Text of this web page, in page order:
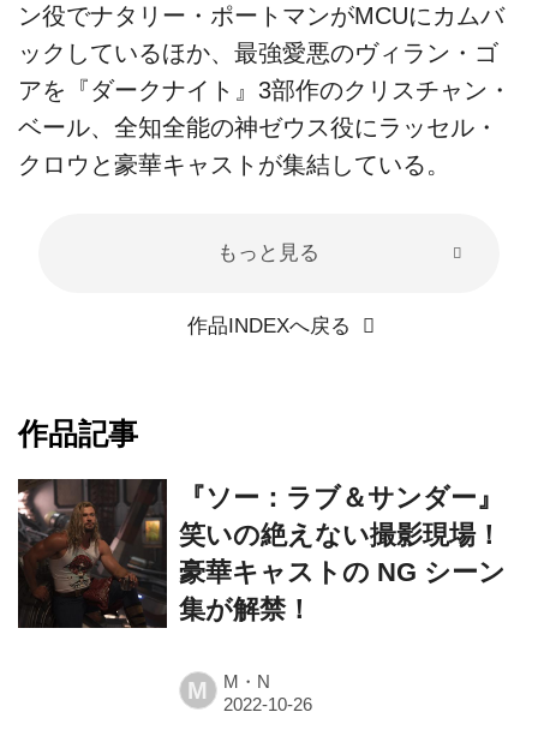
ン役でナタリー・ポートマンがMCUにカムバ
ックしているほか、最強愛悪のヴィラン・ゴ
アを『ダークナイト』3部作のクリスチャン・
ベール、全知全能の神ゼウス役にラッセル・
クロウと豪華キャストが集結している。
もっと見る
作品INDEXへ戻る
作品記事
『ソー：ラブ＆サンダー』
笑いの絶えない撮影現場！
豪華キャストの NG シーン
集が解禁！
M M・N